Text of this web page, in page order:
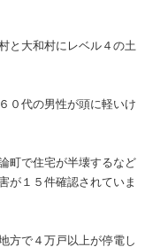
と大和村にレベル４の土
０代の男性が頭に軽いけ
町で住宅が半壊するなど
が１５件確認されていま
方で４万戸以上が停電し